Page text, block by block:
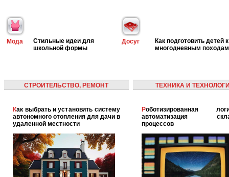
Мода
Стильные идеи для
школьной формы
Досуг
Как подготовить детей к
многодневным походам
СТРОИТЕЛЬСТВО, РЕМОНТ
Как выбрать и установить систему
автономного отопления для дачи в
удаленной местности
ТЕХНИКА И
Роботизированная логистика:
автоматизация
процессов